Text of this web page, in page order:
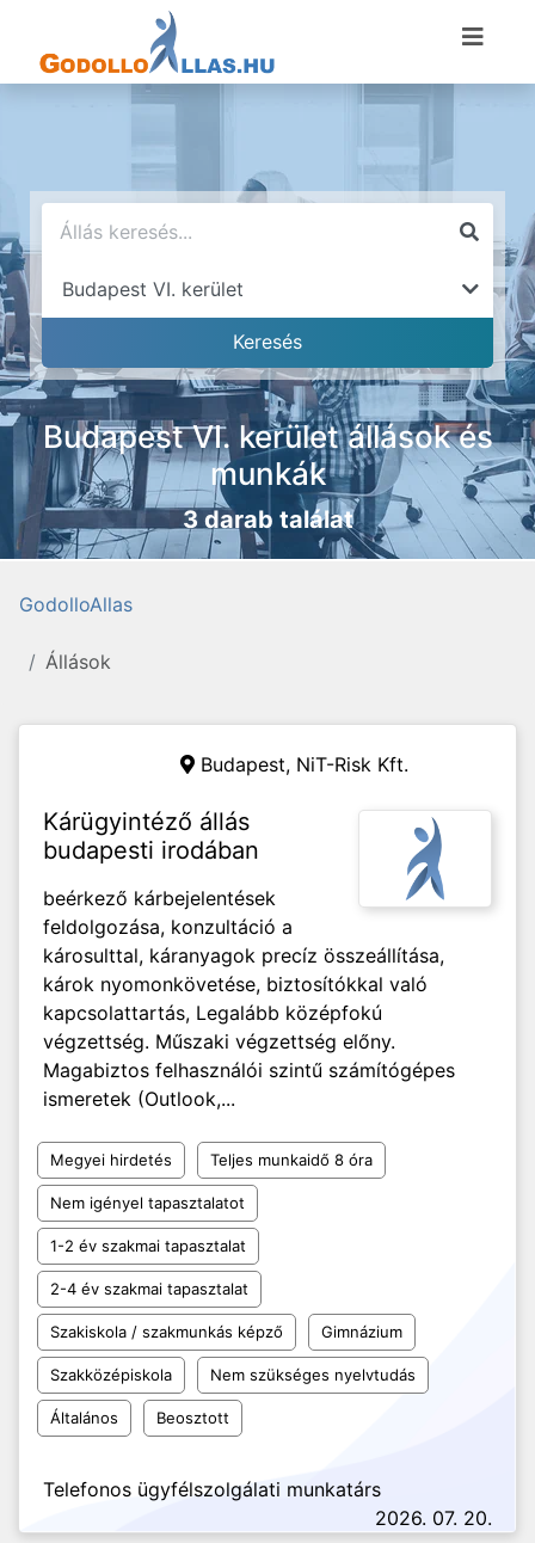
Budapest VI. kerület állások és
munkák
3 darab találat
GodolloAllas
Állások
Budapest, NiT-Risk Kft.
Kárügyintéző állás
budapesti irodában
beérkező kárbejelentések
feldolgozása, konzultáció a
károsulttal, káranyagok precíz összeállítása,
károk nyomonkövetése, biztosítókkal való
kapcsolattartás, Legalább középfokú
végzettség. Műszaki végzettség előny.
Magabiztos felhasználói szintű számítógépes
ismeretek (Outlook,...
Megyei hirdetés Teljes munkaidő 8 óra
Nem igényel tapasztalatot
1-2 év szakmai tapasztalat
2-4 év szakmai tapasztalat
Szakiskola / szakmunkás képző Gimnázium
Szakközépiskola Nem szükséges nyelvtudás
Általános Beosztott
Telefonos ügyfélszolgálati munkatárs
2026. 07. 20.